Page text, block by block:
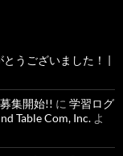
とうございました！ |
集開始!! に 学習ログ
Table Com, Inc. よ